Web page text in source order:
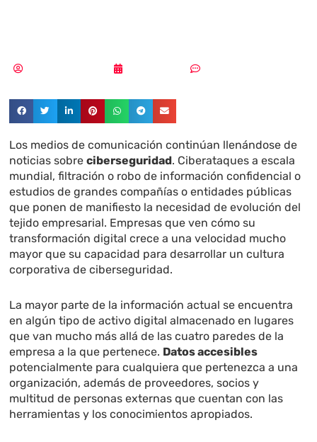
Los medios de comunicación continúan llenándose de
noticias sobreciberseguridad. Ciberataques a escala
mundial, filtración o robo de información confidencial o
estudios de grandes compañías o entidades públicas
que ponen de manifiesto la necesidad de evolución del
tejido empresarial. Empresas que ven cómo su
transformación digital crece a una velocidad mucho
mayor que su capacidad para desarrollar un cultura
corporativa de ciberseguridad.
La mayor parte de la información actual se encuentra
en algún tipo de activo digital almacenado en lugares
que van mucho más allá de las cuatro paredes de la
empresa a la que pertenece. Datos accesibles
potencialmente para cualquiera que pertenezca a una
organización, además de proveedores, socios y
multitud de personas externas que cuentan con las
herramientas y los conocimientos apropiados.